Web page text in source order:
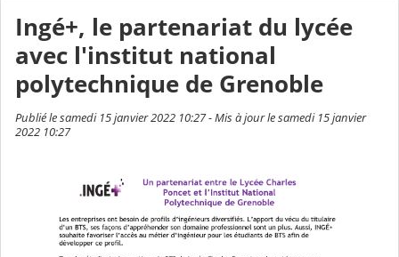
Ingé+, le partenariat du lycée
avec l'institut national
polytechnique de Grenoble
Publié le samedi 15 janvier 2022 10:27 - Mis à jour le samedi 15 janvier
2022 10:27